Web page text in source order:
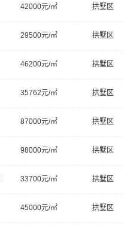
42000元/㎡ 拱墅区
29500元/㎡ 拱墅区
46200元/㎡ 拱墅区
35762元/㎡ 拱墅区
87000元/㎡ 拱墅区
98000元/㎡ 拱墅区
33700元/㎡ 拱墅区
45000元/㎡ 拱墅区